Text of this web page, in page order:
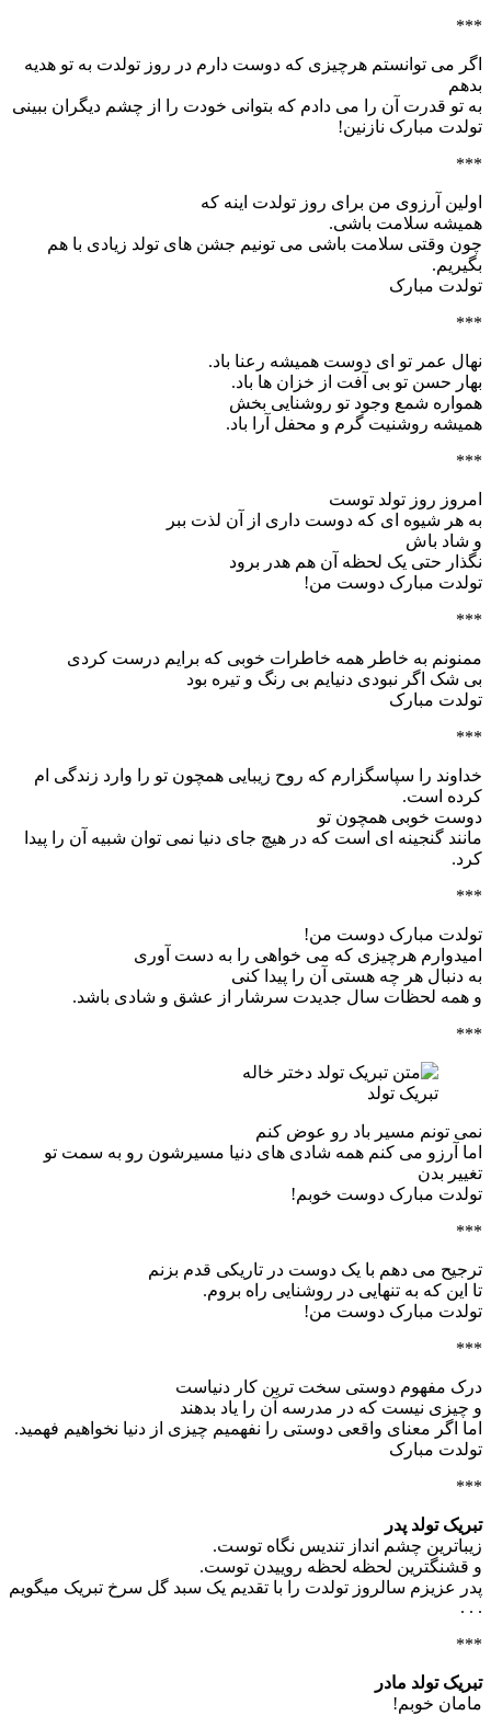
***
اگر می توانستم هرچیزی که دوست دارم در روز تولدت به تو هدیه
بدهم
به تو قدرت آن را می دادم که بتوانی خودت را از چشم دیگران ببینی
تولدت مبارک نازنین!
***
اولین آرزوی من برای روز تولدت اینه که
همیشه سلامت باشی.
چون وقتی سلامت باشی می تونیم جشن های تولد زیادی با هم
بگیریم.
تولدت مبارک
***
نهال عمر تو ای دوست همیشه رعنا باد.
بهار حسن تو بی آفت از خزان ها باد.
همواره شمع وجود تو روشنایی بخش
همیشه روشنیت گرم و محفل آرا باد.
***
امروز روز تولد توست
به هر شیوه ای که دوست داری از آن لذت ببر
و شاد باش
نگذار حتی یک لحظه آن هم هدر برود
تولدت مبارک دوست من!
***
ممنونم به خاطر همه خاطرات خوبی که برایم درست کردی
بی شک اگر نبودی دنیایم بی رنگ و تیره بود
تولدت مبارک
***
خداوند را سپاسگزارم که روح زیبایی همچون تو را وارد زندگی ام
کرده است.
دوست خوبی همچون تو
مانند گنجینه ای است که در هیچ جای دنیا نمی توان شبیه آن را پیدا
کرد.
***
تولدت مبارک دوست من!
امیدوارم هرچیزی که می خواهی را به دست آوری
به دنبال هر چه هستی آن را پیدا کنی
و همه لحظات سال جدیدت سرشار از عشق و شادی باشد.
***
تبریک تولد
نمی تونم مسیر باد رو عوض کنم
اما آرزو می کنم همه شادی های دنیا مسیرشون رو به سمت تو
تغییر بدن
تولدت مبارک دوست خوبم!
***
ترجیح می دهم با یک دوست در تاریکی قدم بزنم
تا این که به تنهایی در روشنایی راه بروم.
تولدت مبارک دوست من!
***
درک مفهوم دوستی سخت ترین کار دنیاست
و چیزی نیست که در مدرسه آن را یاد بدهند
اما اگر معنای واقعی دوستی را نفهمیم چیزی از دنیا نخواهیم فهمید.
تولدت مبارک
***
تبریک تولد پدر
زیباترین چشم انداز تندیس نگاه توست.
و قشنگترین لحظه لحظه روییدن توست.
پدر عزیزم سالروز تولدت را با تقدیم یک سبد گل سرخ تبریک میگویم
. . .
***
تبریک تولد مادر
مامان خوبم!